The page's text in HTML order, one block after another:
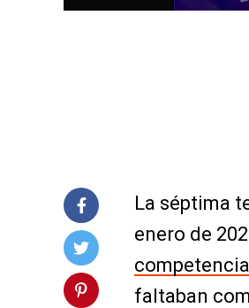
La séptima
enero de
faltaban